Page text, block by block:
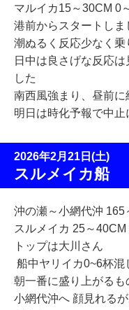
マルイカ15～30CM 0
港前からスタートしま
潮ぬるく反応少なく乗
日中は良さげな反応
した
南西風強まり、昼前に
明日は時化予報で中止
2026年2月21日(土)
スルメイカ船
沖の瀬～小網代沖 165
スルメイカ 25～
トップは大川さん
船中ヤリイカ0~6杯混
朝一番に盛り上がるも
小網代沖へ 顔見れる